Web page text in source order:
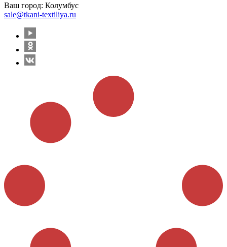
Ваш город: Колумбус
sale@tkani-textiliya.ru